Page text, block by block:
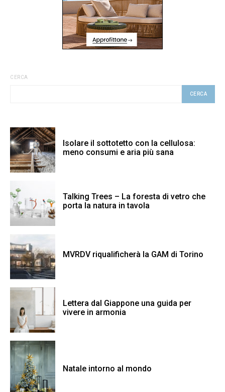
CERCA
CERCA
Isolare il sottotetto con la cellulosa:
meno consumi e aria più sana
Talking Trees – La foresta di vetro che
porta la natura in tavola
MVRDV riqualificherà la GAM di Torino
Lettera dal Giappone una guida per
vivere in armonia
Natale intorno al mondo